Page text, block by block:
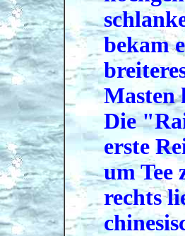
bekam
Masten
Die
erste
um Tee
rechts